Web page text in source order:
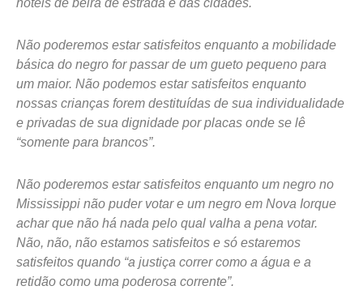
hotéis de beira de estrada e das cidades.
Não poderemos estar satisfeitos enquanto a mobilidade
básica do negro for passar de um gueto pequeno para
um maior. Não podemos estar satisfeitos enquanto
nossas crianças forem destituídas de sua individualidade
e privadas de sua dignidade por placas onde se lê
“somente para brancos”.
Não poderemos estar satisfeitos enquanto um negro no
Mississippi não puder votar e um negro em Nova Iorque
achar que não há nada pelo qual valha a pena votar.
Não, não, não estamos satisfeitos e só estaremos
satisfeitos quando “a justiça correr como a água e a
retidão como uma poderosa corrente”.